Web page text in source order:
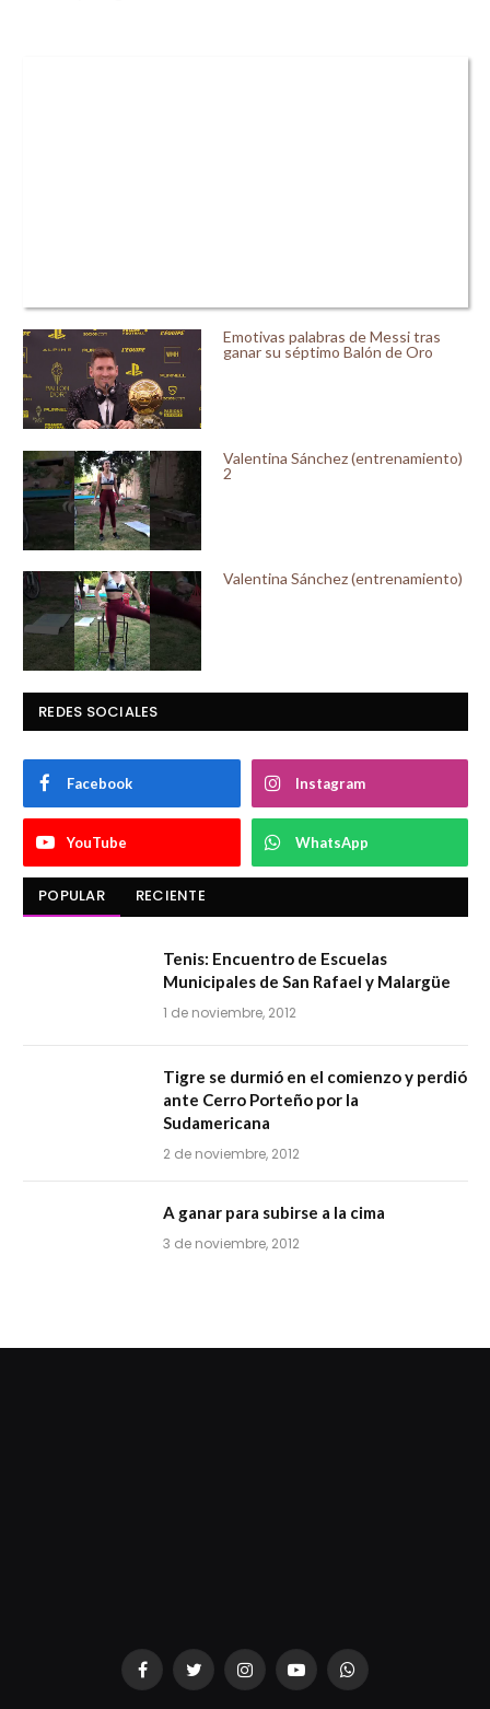
Emotivas palabras de Messi tras
ganar su séptimo Balón de Oro
Valentina Sánchez (entrenamiento)
2
Valentina Sánchez (entrenamiento)
REDES SOCIALES
Facebook Instagram
YouTube WhatsApp
POPULAR RECIENTE
Tenis: Encuentro de Escuelas
Municipales de San Rafael y Malargüe
1 de noviembre, 2012
Tigre se durmió en el comienzo y perdió
ante Cerro Porteño por la
Sudamericana
2 de noviembre, 2012
A ganar para subirse a la cima
3 de noviembre, 2012
FacebookTwitterInstagramYouTubeWhatsApp